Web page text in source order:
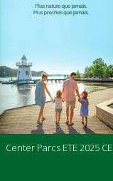
Center Parcs ETE 2025 CE